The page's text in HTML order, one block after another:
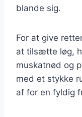
blande sig.
For at give
at tilsætte løg,
muskatnød og
med et stykke
af for en fyldig